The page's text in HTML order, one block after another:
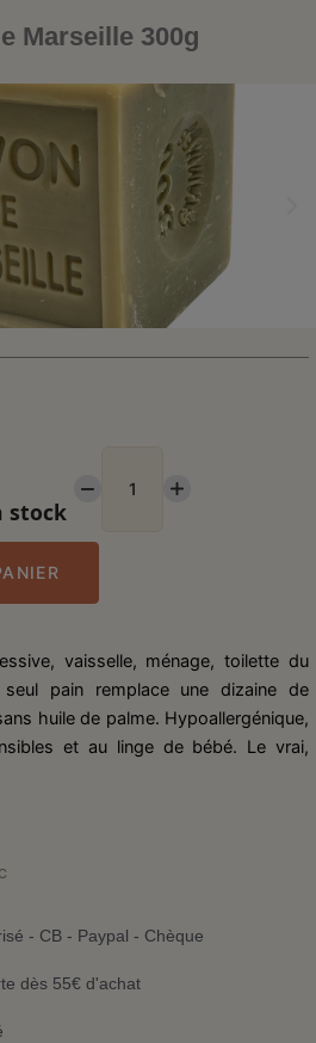
Marseille 300g
stock
vaisselle, ménage, toilette du
pain remplace une dizaine de
huile de palme. Hypoallergénique,
et au linge de bébé. Le vrai,
- CB - Paypal - Chèque
dès 55€ d'achat